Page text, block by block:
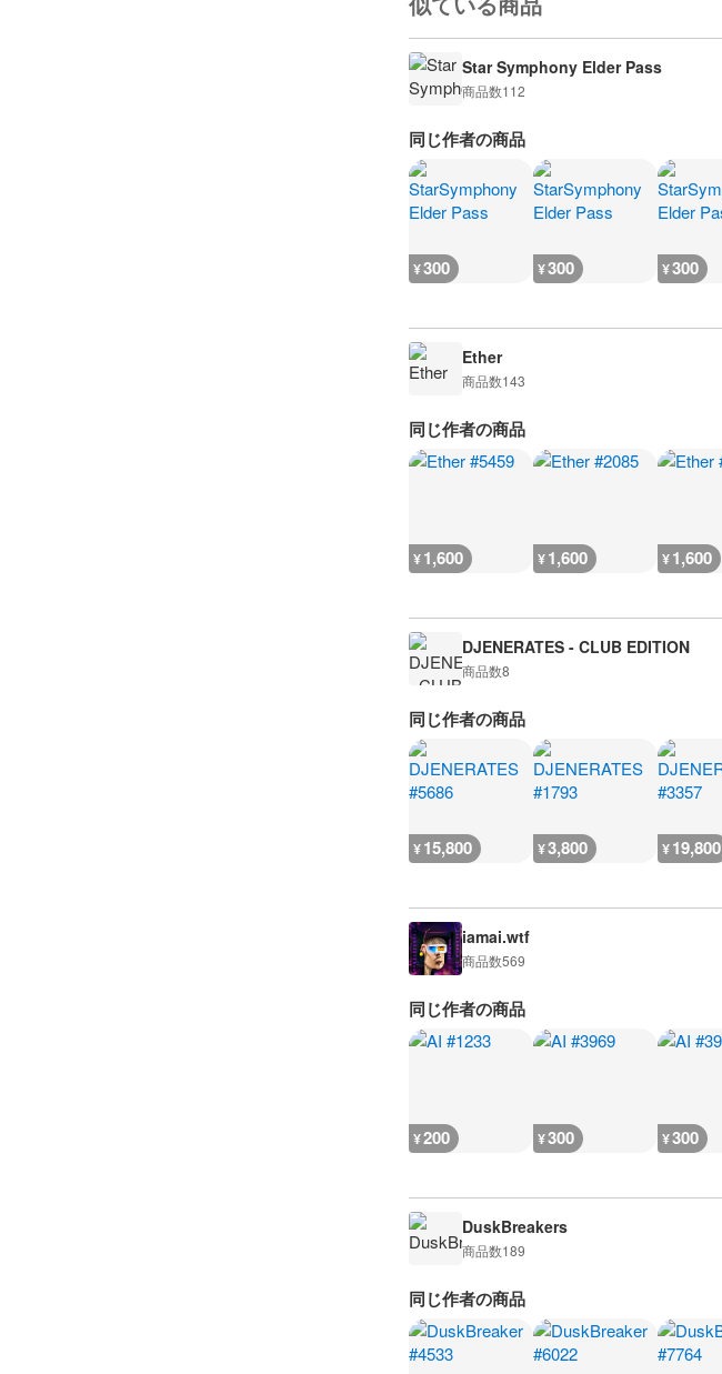
Star Symphony Elder Pass
商品数112
同じ作者の商品
¥300 ¥300 ¥300
Ether
商品数143
同じ作者の商品
¥1,600 ¥1,600 ¥1,600
DJENERATES - CLUB EDITION
商品数8
同じ作者の商品
¥15,800 ¥3,800 ¥19,800
iamai.wtf
商品数569
同じ作者の商品
¥200 ¥300 ¥300
DuskBreakers
商品数189
同じ作者の商品